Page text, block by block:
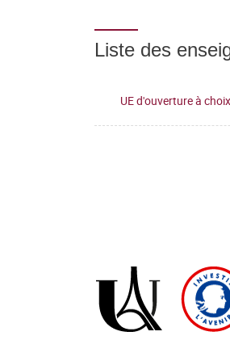
Liste des
UE d'ouverture à